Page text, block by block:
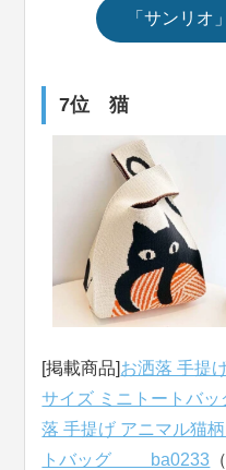
「サンリオ
7位 猫
[掲載商品]お洒落 手提
サイズ ミニトートバ
落 手提げ アニマル猫
トバッグ ba0233